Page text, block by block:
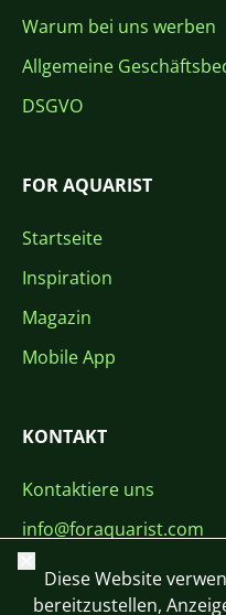
Warum bei uns werben
Allgemeine
DSGVO
FOR AQUARIST
Startseite
Inspiration
Magazin
Mobile App
KONTAKT
Kontaktiere uns
info@foraquarist.com
+420 603 449 602
Schließen
Diese Website
bereitzustellen,